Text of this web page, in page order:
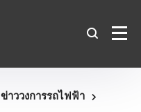
ข่าววงการรถไฟฟ้า